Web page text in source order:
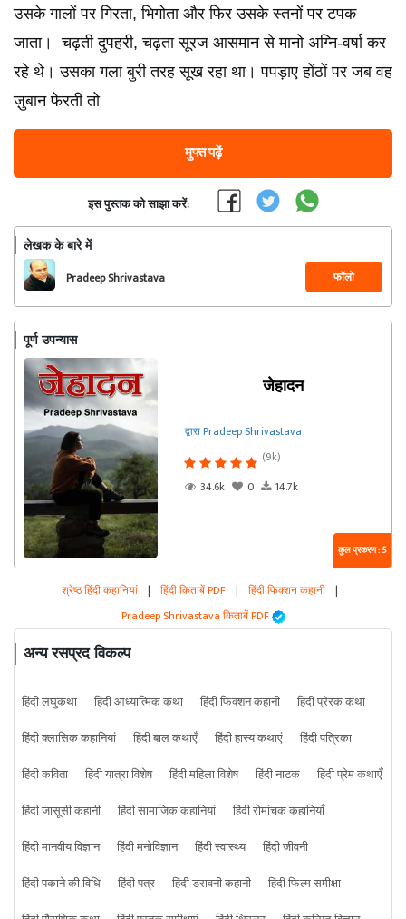
उसके गालों पर गिरता, भिगोता और फिर उसके स्तनों पर टपक
जाता। चढ़ती दुपहरी, चढ़ता सूरज आसमान से मानो अग्नि-वर्षा कर
रहे थे। उसका गला बुरी तरह सूख रहा था। पपड़ाए होंठों पर जब वह
ज़ुबान फेरती तो
मुफ्त पढ़ें
इस पुस्तक को साझा करें:
लेखक के बारे में
Pradeep Shrivastava फॉलो
पूर्ण उपन्यास
जेहादन
द्वारा Pradeep Shrivastava
(9k)
34.6k
0 14.7k
कुल प्रकरण : 5
श्रेष्ठ हिंदी कहानियां | हिंदी किताबें PDF | हिंदी फिक्शन कहानी |
Pradeep Shrivastava किताबें PDF
अन्य रसप्रद विकल्प
हिंदी लघुकथा हिंदी आध्यात्मिक कथा हिंदी फिक्शन कहानी
हिंदी प्रेरक कथा
हिंदी क्लासिक कहानियां
हिंदी बाल कथाएँ हिंदी हास्य कथाएं
हिंदी पत्रिका
हिंदी कविता
हिंदी यात्रा विशेष हिंदी महिला विशेष हिंदी नाटक
हिंदी प्रेम कथाएँ
हिंदी जासूसी कहानी
हिंदी सामाजिक कहानियां
हिंदी रोमांचक कहानियाँ
हिंदी मानवीय विज्ञान
हिंदी मनोविज्ञान हिंदी स्वास्थ्य
हिंदी जीवनी
हिंदी पकाने की विधि
हिंदी पत्र हिंदी डरावनी कहानी
हिंदी फिल्म समीक्षा